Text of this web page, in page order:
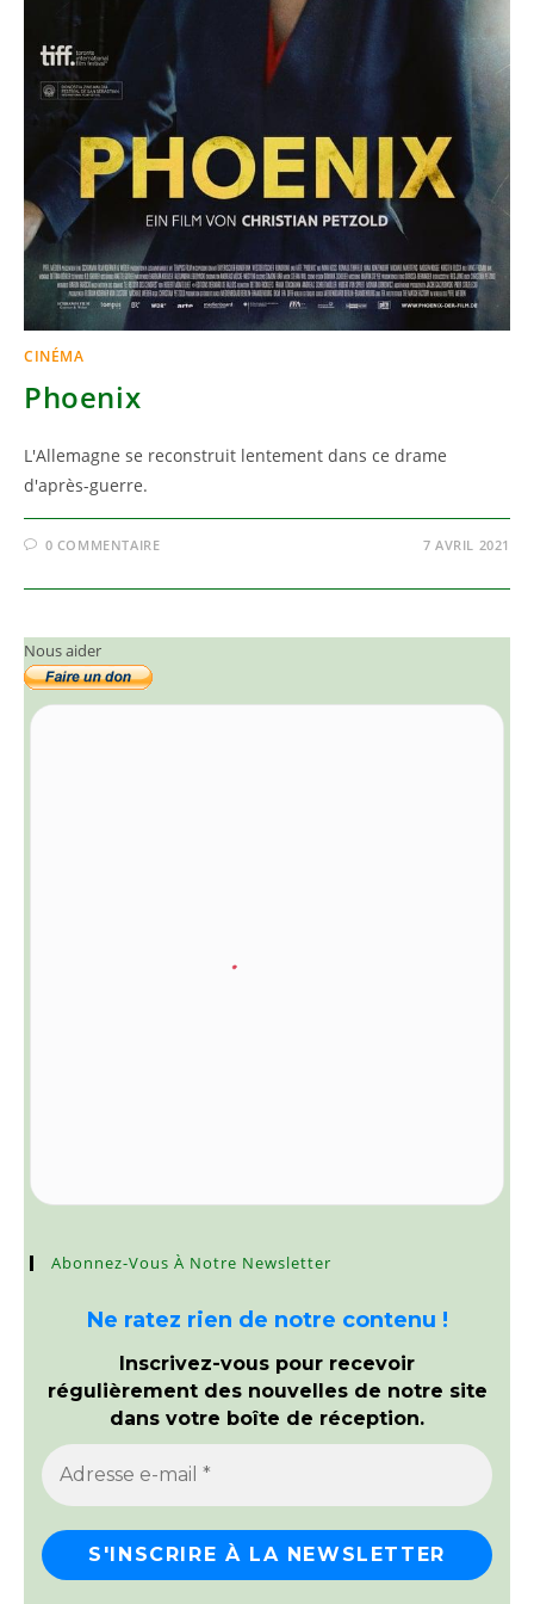
CINÉMA
Phoenix
L'Allemagne se reconstruit lentement dans ce drame
d'après-guerre.
0 COMMENTAIRE 7 AVRIL 2021
Nous aider
Abonnez-Vous À Notre Newsletter
Ne ratez rien de notre contenu !
Inscrivez-vous pour recevoir
régulièrement des nouvelles de notre site
dans votre boîte de réception.